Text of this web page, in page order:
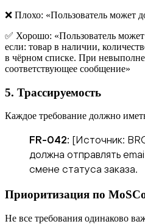
❌ Плохо: «Пользователь может
✅ Хорошо: «Пользователь может
если: товар в наличии,
в чёрном списке. При
соответствующее сообщение»
5. Трассируемость
Каждое требование должно
FR-042: [Источник:
должна отправлять
смене статуса заказа.
Приоритизация по
Не все требования одинаково